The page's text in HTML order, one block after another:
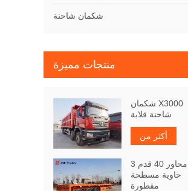
شكمان شاحنة
منتجات مميزة
شكمان X3000
شاحنة قلابة
أكثر من
3 محاور 40 قدم
حاوية مسطحة
مقطورة